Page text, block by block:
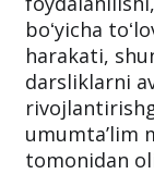
boʻyicha
harakati,
darsliklarni
umumtaʼlim
tomonidan